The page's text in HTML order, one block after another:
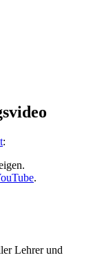
:
.
Lehrer und